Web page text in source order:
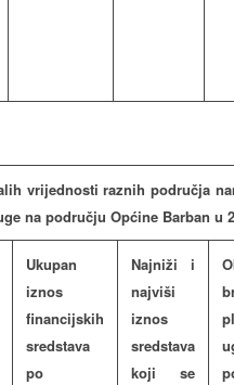
vrijednosti raznih područja
na području Općine Barban u
Ukupan
iznos
financijskih
sredstava
po
Najniži i
najviši
iznos
sredstava
koji se